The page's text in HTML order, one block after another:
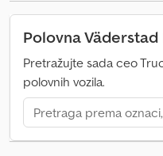
Polovna Väderstad
Pretražujte sada ceo
polovnih vozila.